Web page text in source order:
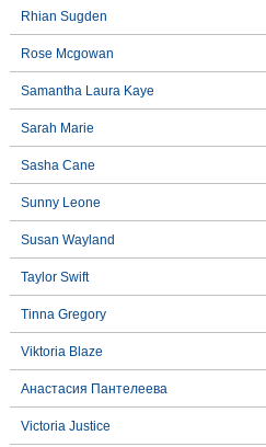
Rhian Sugden
Rose Mcgowan
Samantha Laura Kaye
Sarah Marie
Sasha Cane
Sunny Leone
Susan Wayland
Taylor Swift
Tinna Gregory
Viktoria Blaze
Анастасия Пантелеева
Victoria Justice